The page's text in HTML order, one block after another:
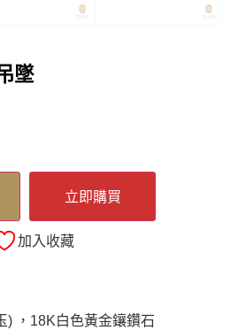
墜
立即購買
加入收藏
) ，18K白色黃金鑲鑽石